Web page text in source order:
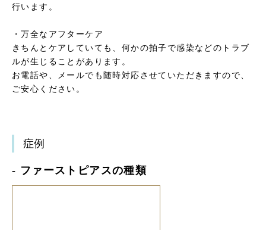
行います。
・万全なアフターケア
きちんとケアしていても、何かの拍子で感染などのトラブ
ルが生じることがあります。
お電話や、メールでも随時対応させていただきますので、
ご安心ください。
症例
- ファーストピアスの種類